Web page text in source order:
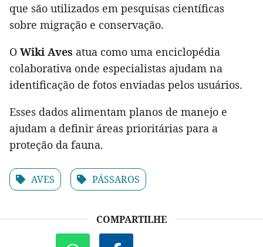
que são utilizados em pesquisas científicas
sobre migração e conservação.
O Wiki Aves atua como uma enciclopédia
colaborativa onde especialistas ajudam na
identificação de fotos enviadas pelos usuários.
Esses dados alimentam planos de manejo e
ajudam a definir áreas prioritárias para a
proteção da fauna.
AVES PÁSSAROS
COMPARTILHE